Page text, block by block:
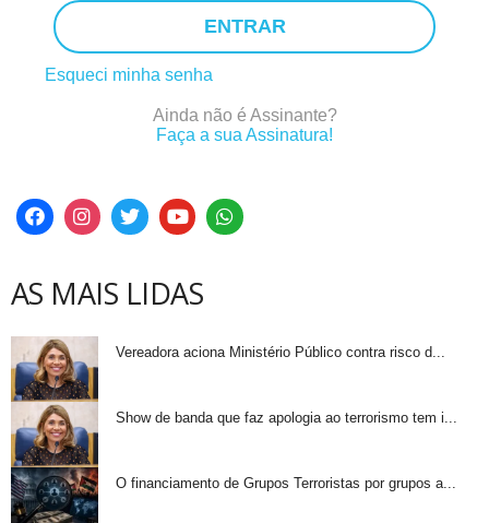
ENTRAR
Esqueci minha senha
Ainda não é Assinante?
Faça a sua Assinatura!
AS MAIS LIDAS
Vereadora aciona Ministério Público contra risco d...
Show de banda que faz apologia ao terrorismo tem i...
O financiamento de Grupos Terroristas por grupos a...